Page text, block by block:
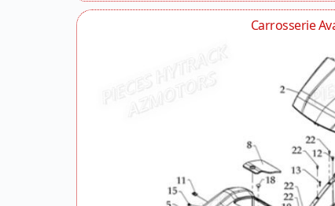
Carrosserie